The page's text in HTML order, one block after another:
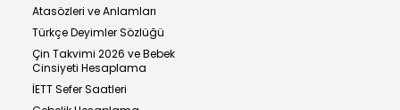
Atasözleri ve Anlamları
Türkçe Deyimler Sözlüğü
Çin Takvimi 2026 ve Bebek
Cinsiyeti Hesaplama
İETT Sefer Saatleri